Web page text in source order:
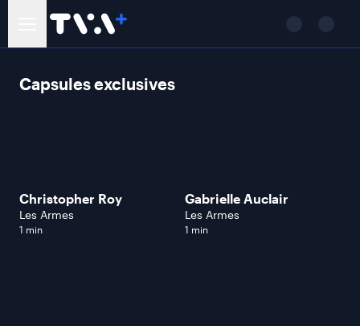
Capsules exclusives
Christopher Roy
Les Armes
1 min
Gabrielle Auclair
Les Armes
1 min